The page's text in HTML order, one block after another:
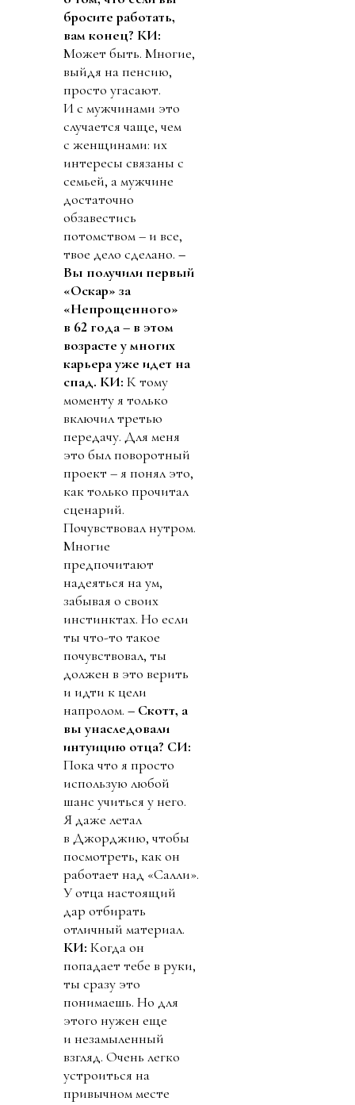
бросите работать,
вам конец? КИ:
Может быть. Многие,
выйдя на пенсию,
просто угасают.
И с мужчинами это
случается чаще, чем
с женщинами: их
интересы связаны с
семьей, а мужчине
достаточно
обзавестись
потомством – и все,
твое дело сделано. –
Вы получили первый
«Оскар» за
«Непрощенного»
в 62 года – в этом
возрасте у многих
карьера уже идет на
спад. КИ: К тому
моменту я только
включил третью
передачу. Для меня
это был поворотный
проект – я понял это,
как только прочитал
сценарий.
Почувствовал нутром.
Многие
предпочитают
надеяться на ум,
забывая о своих
инстинктах. Но если
ты что-то такое
почувствовал, ты
должен в это верить
и идти к цели
напролом. – Скотт, а
вы унаследовали
интуицию отца? СИ:
Пока что я просто
использую любой
шанс учиться у него.
Я даже летал
в Джорджию, чтобы
посмотреть, как он
работает над «Салли».
У отца настоящий
дар отбирать
отличный материал.
КИ: Когда он
попадает тебе в руки,
ты сразу это
понимаешь. Но для
этого нужен еще
и незамыленный
взгляд. Очень легко
устроиться на
привычном месте